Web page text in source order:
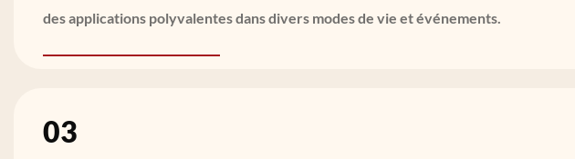
des applications polyvalentes dans divers modes de vie et événements.
03